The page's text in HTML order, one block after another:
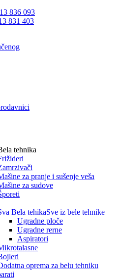
836 093
831 403
tehnika
za pranje i sušenje veša
za sudove
Bela tehikaSve iz bele tehnike
Ugradne ploče
Ugradne rerne
Aspiratori
oprema za belu tehniku